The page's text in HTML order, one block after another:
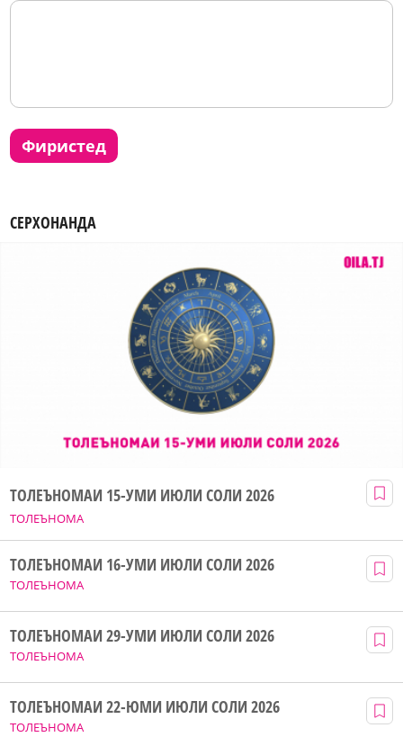
фиристед
СЕРХОНАНДА
ТОЛЕЪНОМА
ТОЛЕЪНОМАИ 15-УМИ ИЮЛИ СОЛИ 2026
ТОЛЕЪНОМА
ТОЛЕЪНОМАИ 16-УМИ ИЮЛИ СОЛИ 2026
ТОЛЕЪНОМА
ТОЛЕЪНОМАИ 29-УМИ ИЮЛИ СОЛИ 2026
ТОЛЕЪНОМА
ТОЛЕЪНОМАИ 22-ЮМИ ИЮЛИ СОЛИ 2026